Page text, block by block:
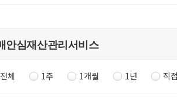
전체 1주 1개월 1년 직